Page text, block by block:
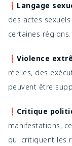
❗Langage
des actes
certaines régions.
❗Violence
réelles, des
peuvent être
❗Critique
manifestations,
qui critiquent les